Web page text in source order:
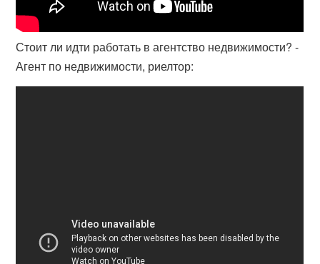
Стоит ли идти работать в агентство недвижимости? -
Агент по недвижимости, риелтор: